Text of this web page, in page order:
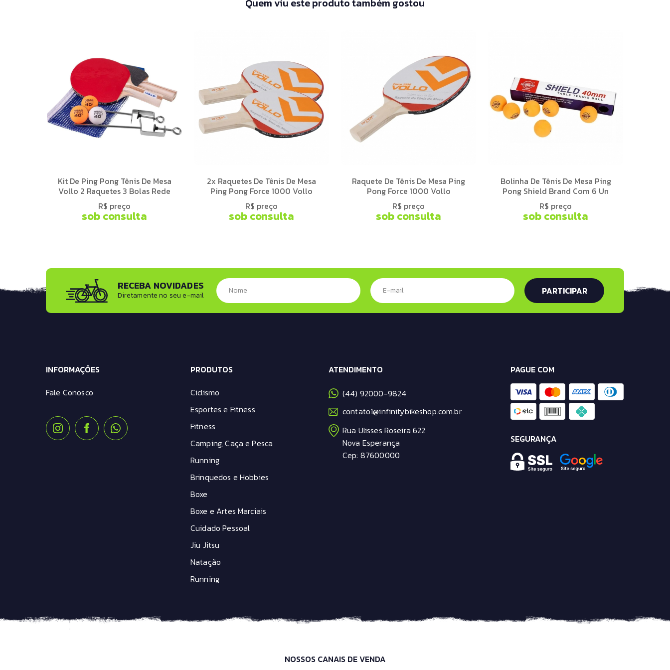
Quem viu este produto também gostou
Kit De Ping Pong Tênis De Mesa
Vollo 2 Raquetes 3 Bolas Rede
R$ preço
sob consulta
2x Raquetes De Tênis De Mesa
Ping Pong Force 1000 Vollo
R$ preço
sob consulta
Raquete De Tênis De Mesa Ping
Pong Force 1000 Vollo
R$ preço
sob consulta
Bolinha De Tênis De Mesa Ping
Pong Shield Brand Com 6 Un
R$ preço
sob consulta
RECEBA NOVIDADES
Diretamente no seu e-mail
INFORMAÇÕES
Fale Conosco
PRODUTOS
Ciclismo
Esportes e Fitness
Fitness
Camping, Caça e Pesca
Running
Brinquedos e Hobbies
Boxe
Boxe e Artes Marciais
Cuidado Pessoal
Jiu Jitsu
Natação
Running
ATENDIMENTO
(44) 92000-9824
contato1@infinitybikeshop.com.br
Rua Ulisses Roseira 622
Nova Esperança
Cep: 87600000
PAGUE COM
SEGURANÇA
NOSSOS CANAIS DE VENDA